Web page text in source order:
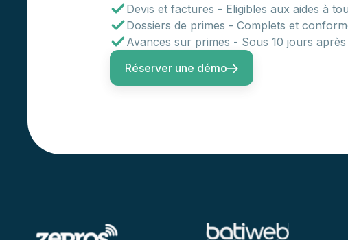
Devis et factures - Eligibles aux aides à
Dossiers de primes - Complets et
Avances sur primes - Sous 10 jours
Réserver une démo